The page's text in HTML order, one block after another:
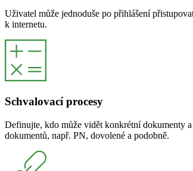
Uživatel může jednoduše po přihlášení
k internetu.
Schvalovací procesy
Definujte, kdo může vidět konkrétní dokumenty
dokumentů, např. PN, dovolené a podobně.